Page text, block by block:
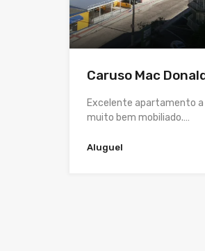
Caruso Mac
Excelente apartamento a
muito bem mobiliado.…
Aluguel